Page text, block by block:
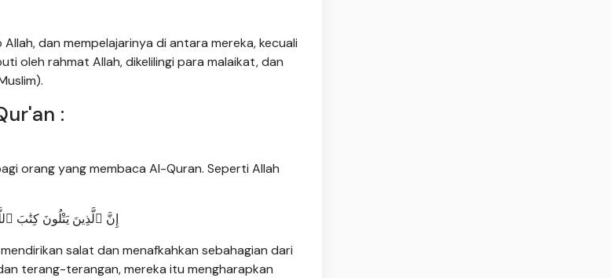
dan mempelajarinya di antara mereka, kecuali
oleh rahmat Allah, dikelilingi para malaikat, dan
:
orang yang membaca Al-Quran. Seperti Allah
إِنَّ ٱلَّذِينَ يَتْلُونَ كِتَٰبَ
salat dan menafkahkan sebahagian dari
terang-terangan, mereka itu mengharapkan